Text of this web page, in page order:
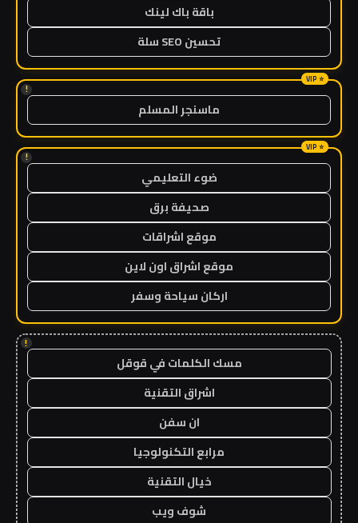
باقة باك لينك
تحسين SEO سلة
!
ماسنجر المسلم
!
ضوء التعليمي
صحيفة برق
موقع اشراقات
موقع اشراق اون لاين
اركان سياحة وسفر
!
مسك الكلمات في قوقل
اشراق التقنية
ان سفن
مرابع التكنولوجيا
خيال التقنية
شوف ويب